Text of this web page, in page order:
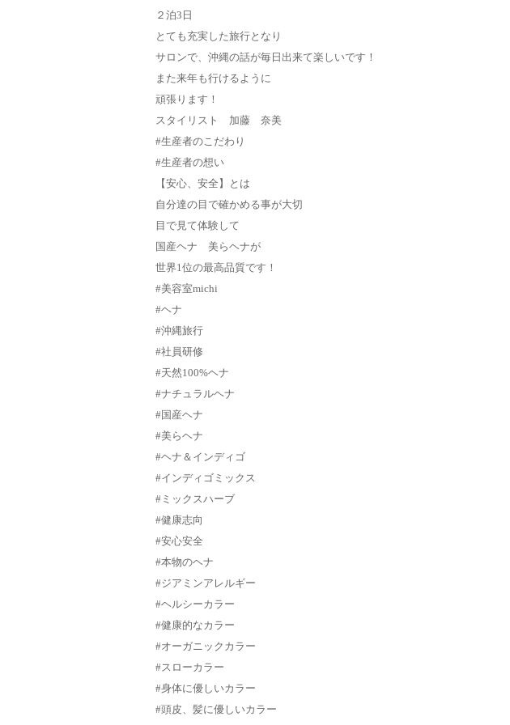
２泊3日
とても充実した旅行となり
サロンで、沖縄の話が毎日出来て楽しいです！
また来年も行けるように
頑張ります！
スタイリスト 加藤 奈美
#生産者のこだわり
#生産者の想い
【安心、安全】とは
自分達の目で確かめる事が大切
目で見て体験して
国産ヘナ 美らヘナが
世界1位の最高品質です！
#美容室michi
#ヘナ
#沖縄旅行
#社員研修
#天然100%ヘナ
#ナチュラルヘナ
#国産ヘナ
#美らヘナ
#ヘナ＆インディゴ
#インディゴミックス
#ミックスハーブ
#健康志向
#安心安全
#本物のヘナ
#ジアミンアレルギー
#ヘルシーカラー
#健康的なカラー
#オーガニックカラー
#スローカラー
#身体に優しいカラー
#頭皮、髪に優しいカラー